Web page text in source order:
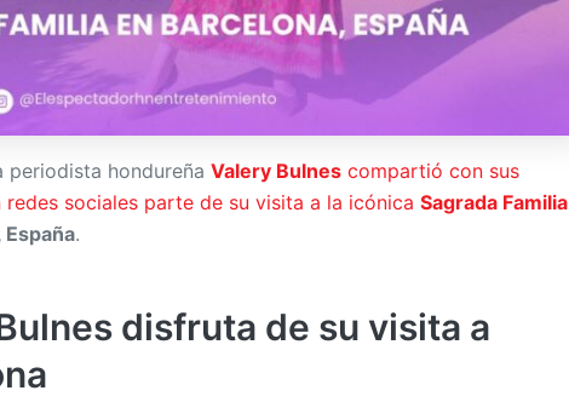
periodista hondureña Valery Bulnes compartió con sus
redes sociales parte de su visita a la icónica Sagrada Familia
España.
disfruta de su visita a